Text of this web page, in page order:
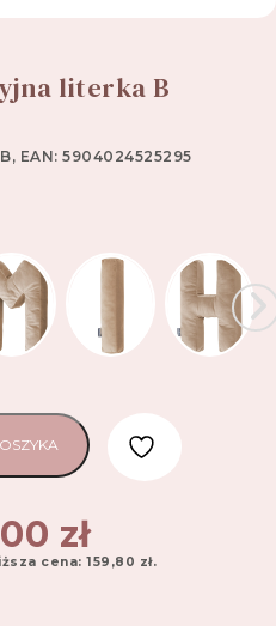
literka B
EAN: 5904024525295
zł
cena: 159,80 zł.